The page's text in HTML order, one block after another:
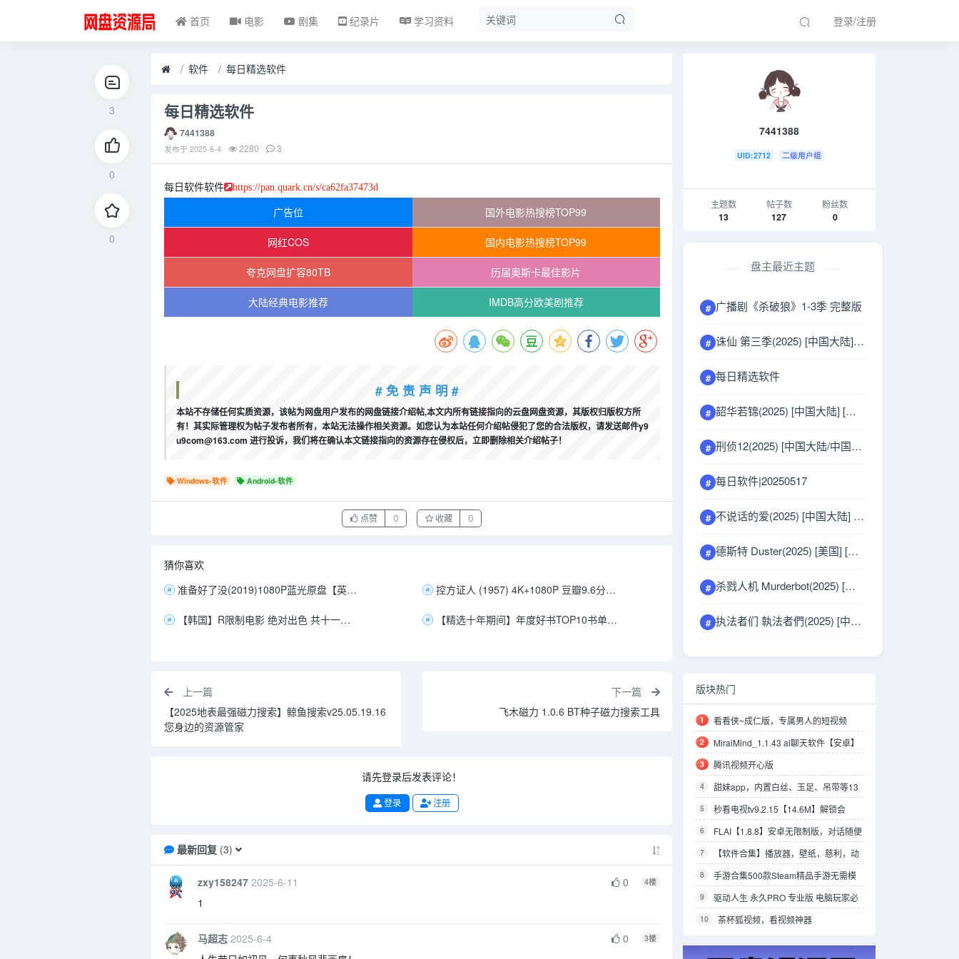
首页 电影 剧集 纪录片 学习资料 登录/注册
3
0
0
软件 每日精选软件
每日精选软件
7441388
发布于 2025-6-4 2280 3
每日软件软件 https://pan.quark.cn/s/ca62fa37473d
广告位 国外电影热搜榜TOP99
网红COS 国内电影热搜榜TOP99
夸克网盘扩容80TB 历届奥斯卡最佳影片
大陆经典电影推荐 IMDB高分欧美剧推荐
# 免 责 声 明 #
本站不存储任何实质资源，该帖为网盘用户发布的网盘链接介绍帖,本文内所有链接指向的云盘网盘资源，其版权归版权方所
有！其实际管理权为帖子发布者所有，本站无法操作相关资源。如您认为本站任何介绍帖侵犯了您的合法版权，请发送邮件y9
u9com@163.com 进行投诉，我们将在确认本文链接指向的资源存在侵权后，立即删除相关介绍帖子！
Windows-软件 Android-软件
点赞 0 收藏 0
猜你喜欢
准备好了没(2019)1080P蓝光原盘【英语中字】23.8G
控方证人 (1957) 4K+1080P 豆瓣9.6分 [内封中字][11.8G]
【韩国】R限制电影 绝对出色 共十一部 【39.7GB】 【精选十年期间】年度好书TOP10书单 含付费书籍[1.5GB]
上一篇
【2025地表最强磁力搜索】鲸鱼搜索v25.05.19.16
您身边的资源管家
下一篇
飞木磁力 1.0.6 BT种子磁力搜索工具
请先登录后发表评论！
登录 注册
最新回复(3)
zxy158247 2025-6-11 0 4楼
1
马超志 2025-6-4 0 3楼
7441388
UID:2712 二级用户组
主题数
13
帖子数
127
粉丝数
0
盘主最近主题
# 广播剧《杀破狼》1-3季 完整版
# 诛仙 第三季(2025) [中国大陆] [动作/动画/奇幻/武侠/古装] 汉语普通话8.6分
# 每日精选软件
# 韶华若锦(2025) [中国大陆] [剧情/古装] 汉语普通话分
# 刑侦12(2025) [中国大陆/中国香港] [剧情/犯罪]
# 每日软件|20250517
# 不说话的爱(2025) [中国大陆] 张艺兴 汉语普通话/中国手语7.0分
# 德斯特 Duster(2025) [美国] [剧情/惊悚/犯罪]
# 杀戮人机 Murderbot(2025) [美国] [剧情/动作/科幻]
# 执法者们 執法者們(2025) [中国香港] [剧情] 粤语分
版块热门
1
看看侠~成仁版，专属男人的短视频
app！
2
MiraiMind_1.1.43 ai聊天软件【安卓】
【533.2mb】
3 腾讯视频开心版
4
甜妹app，内置白丝、玉足、吊带等13
个视频源。。。
5
秒看电视tv9.2.15【14.6M】解锁会
员/4K秒播/媲美电视家
6
FLAI【1.8.8】安卓无限制版，对话随便
聊，所有模型都可用
7
【软件合集】播放器，壁纸，慈利，动
漫，电脑，海外，浏览器，拍照等软件合集
【7.1G】
8
手游合集500款Steam精品手游无需模
拟器 多版本整合版,已解锁 安装即玩
9
驱动人生 永久PRO 专业版 电脑玩家必
备10 茶杯狐视频，看视频神器